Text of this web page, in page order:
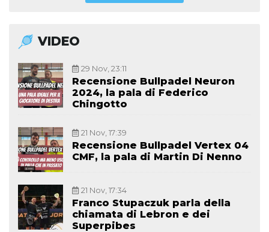
VIDEO
29 Nov, 23:11
Recensione Bullpadel Neuron
2024, la pala di Federico
Chingotto
21 Nov, 17:39
Recensione Bullpadel Vertex 04
CMF, la pala di Martin Di Nenno
21 Nov, 17:34
Franco Stupaczuk parla della
chiamata di Lebron e dei
Superpibes